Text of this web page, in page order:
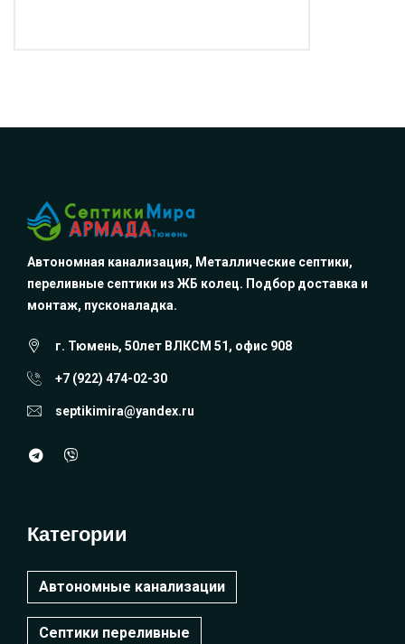
Автономная канализация, Металлические септики,
переливные септики из ЖБ колец. Подбор доставка и
монтаж, пусконаладка.
г. Тюмень, 50лет ВЛКСМ 51, офис 908
+7 (922) 474-02-30
septikimira@yandex.ru
Категории
Автономные канализации
Септики переливные